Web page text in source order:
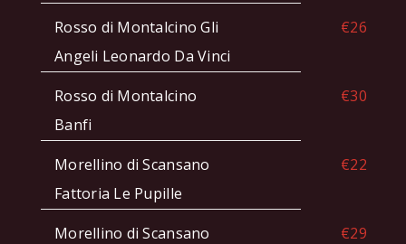
Rosso di Montalcino Gli
Angeli Leonardo Da Vinci
€26
Rosso di Montalcino
Banfi
€30
Morellino di Scansano
Fattoria Le Pupille
€22
Morellino di Scansano
€29